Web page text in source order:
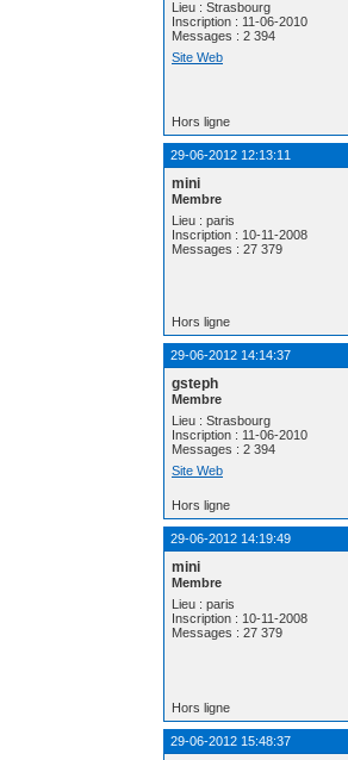
Lieu : Strasbourg
Inscription : 11-06-2010
Messages : 2 394
Site Web
Hors ligne
29-06-2012 12:13:11
mini
Membre
Lieu : paris
Inscription : 10-11-2008
Messages : 27 379
Hors ligne
29-06-2012 14:14:37
gsteph
Membre
Lieu : Strasbourg
Inscription : 11-06-2010
Messages : 2 394
Site Web
Hors ligne
29-06-2012 14:19:49
mini
Membre
Lieu : paris
Inscription : 10-11-2008
Messages : 27 379
Hors ligne
29-06-2012 15:48:37